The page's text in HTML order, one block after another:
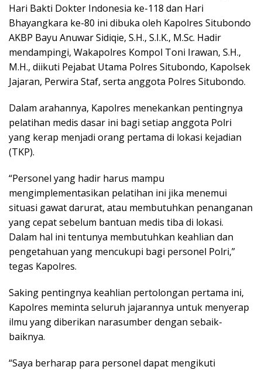
Hari Bakti Dokter Indonesia ke-118 dan Hari
Bhayangkara ke-80 ini dibuka oleh Kapolres Situbondo
AKBP Bayu Anuwar Sidiqie, S.H., S.I.K., M.Sc. Hadir
mendampingi, Wakapolres Kompol Toni Irawan, S.H.,
M.H., diikuti Pejabat Utama Polres Situbondo, Kapolsek
Jajaran, Perwira Staf, serta anggota Polres Situbondo.
Dalam arahannya, Kapolres menekankan pentingnya
pelatihan medis dasar ini bagi setiap anggota Polri
yang kerap menjadi orang pertama di lokasi kejadian
(TKP).
“Personel yang hadir harus mampu
mengimplementasikan pelatihan ini jika menemui
situasi gawat darurat, atau membutuhkan penanganan
yang cepat sebelum bantuan medis tiba di lokasi.
Dalam hal ini tentunya membutuhkan keahlian dan
pengetahuan yang mencukupi bagi personel Polri,”
tegas Kapolres.
Saking pentingnya keahlian pertolongan pertama ini,
Kapolres meminta seluruh jajarannya untuk menyerap
ilmu yang diberikan narasumber dengan sebaik-
baiknya.
“Saya berharap para personel dapat mengikuti